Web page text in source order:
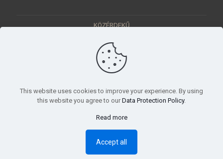
KÖZÉRDEKŰ
Értéktár
Pályázatok
Tudományos beszámoló, küldetésnyilatkozat
© 2023 Móra Ferenc Múzeum, Szeged
This website uses cookies to improve your experience. By using
this website you agree to our Data Protection Policy.
Read more
Accept all